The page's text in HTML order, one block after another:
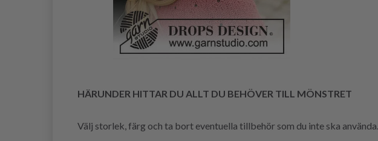
HÄRUNDER HITTAR DU ALLT DU BEHÖVER TILL MÖNSTRET
Välj storlek, färg och ta bort eventuella tillbehör som du inte ska använda.